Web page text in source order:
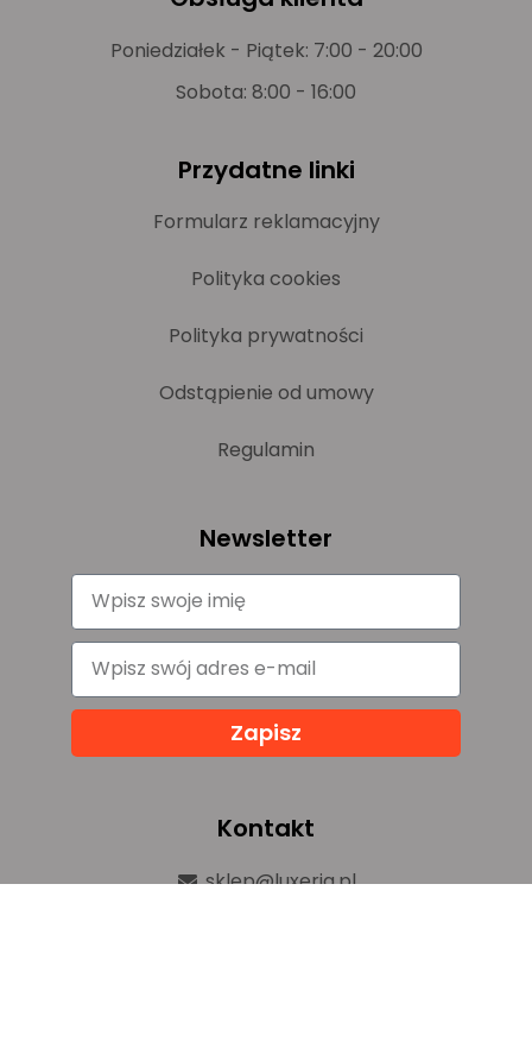
Poniedziałek - Piątek: 7:00 - 20:00
Sobota: 8:00 - 16:00
Przydatne linki
Formularz reklamacyjny
Polityka cookies
Polityka prywatności
Odstąpienie od umowy
Regulamin
Newsletter
Zapisz
Kontakt
sklep@luxeria.pl